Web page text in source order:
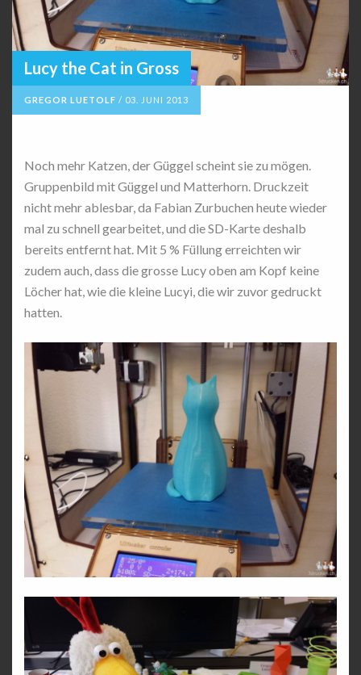
Lucy the Cat in Gross
GREGOR LUETOLF / 03. JUNI 2013
Noch mehr Katzen, der Güggel scheint sie zu mögen.
Gruppenbild mit Güggel und Matterhorn. Druckzeit
nicht mehr ablesbar, da Fabian Zurbuchen heute wieder
mal zu schnell gearbeitet, und die SD-Karte deshalb
bereits entfernt hat. Mit 5 % Füllung erreichten wir
zudem auch, dass die grosse Lucy oben am Kopf keine
Löcher hat, wie die kleine Lucyi, die wir zuvor gedruckt
hatten.